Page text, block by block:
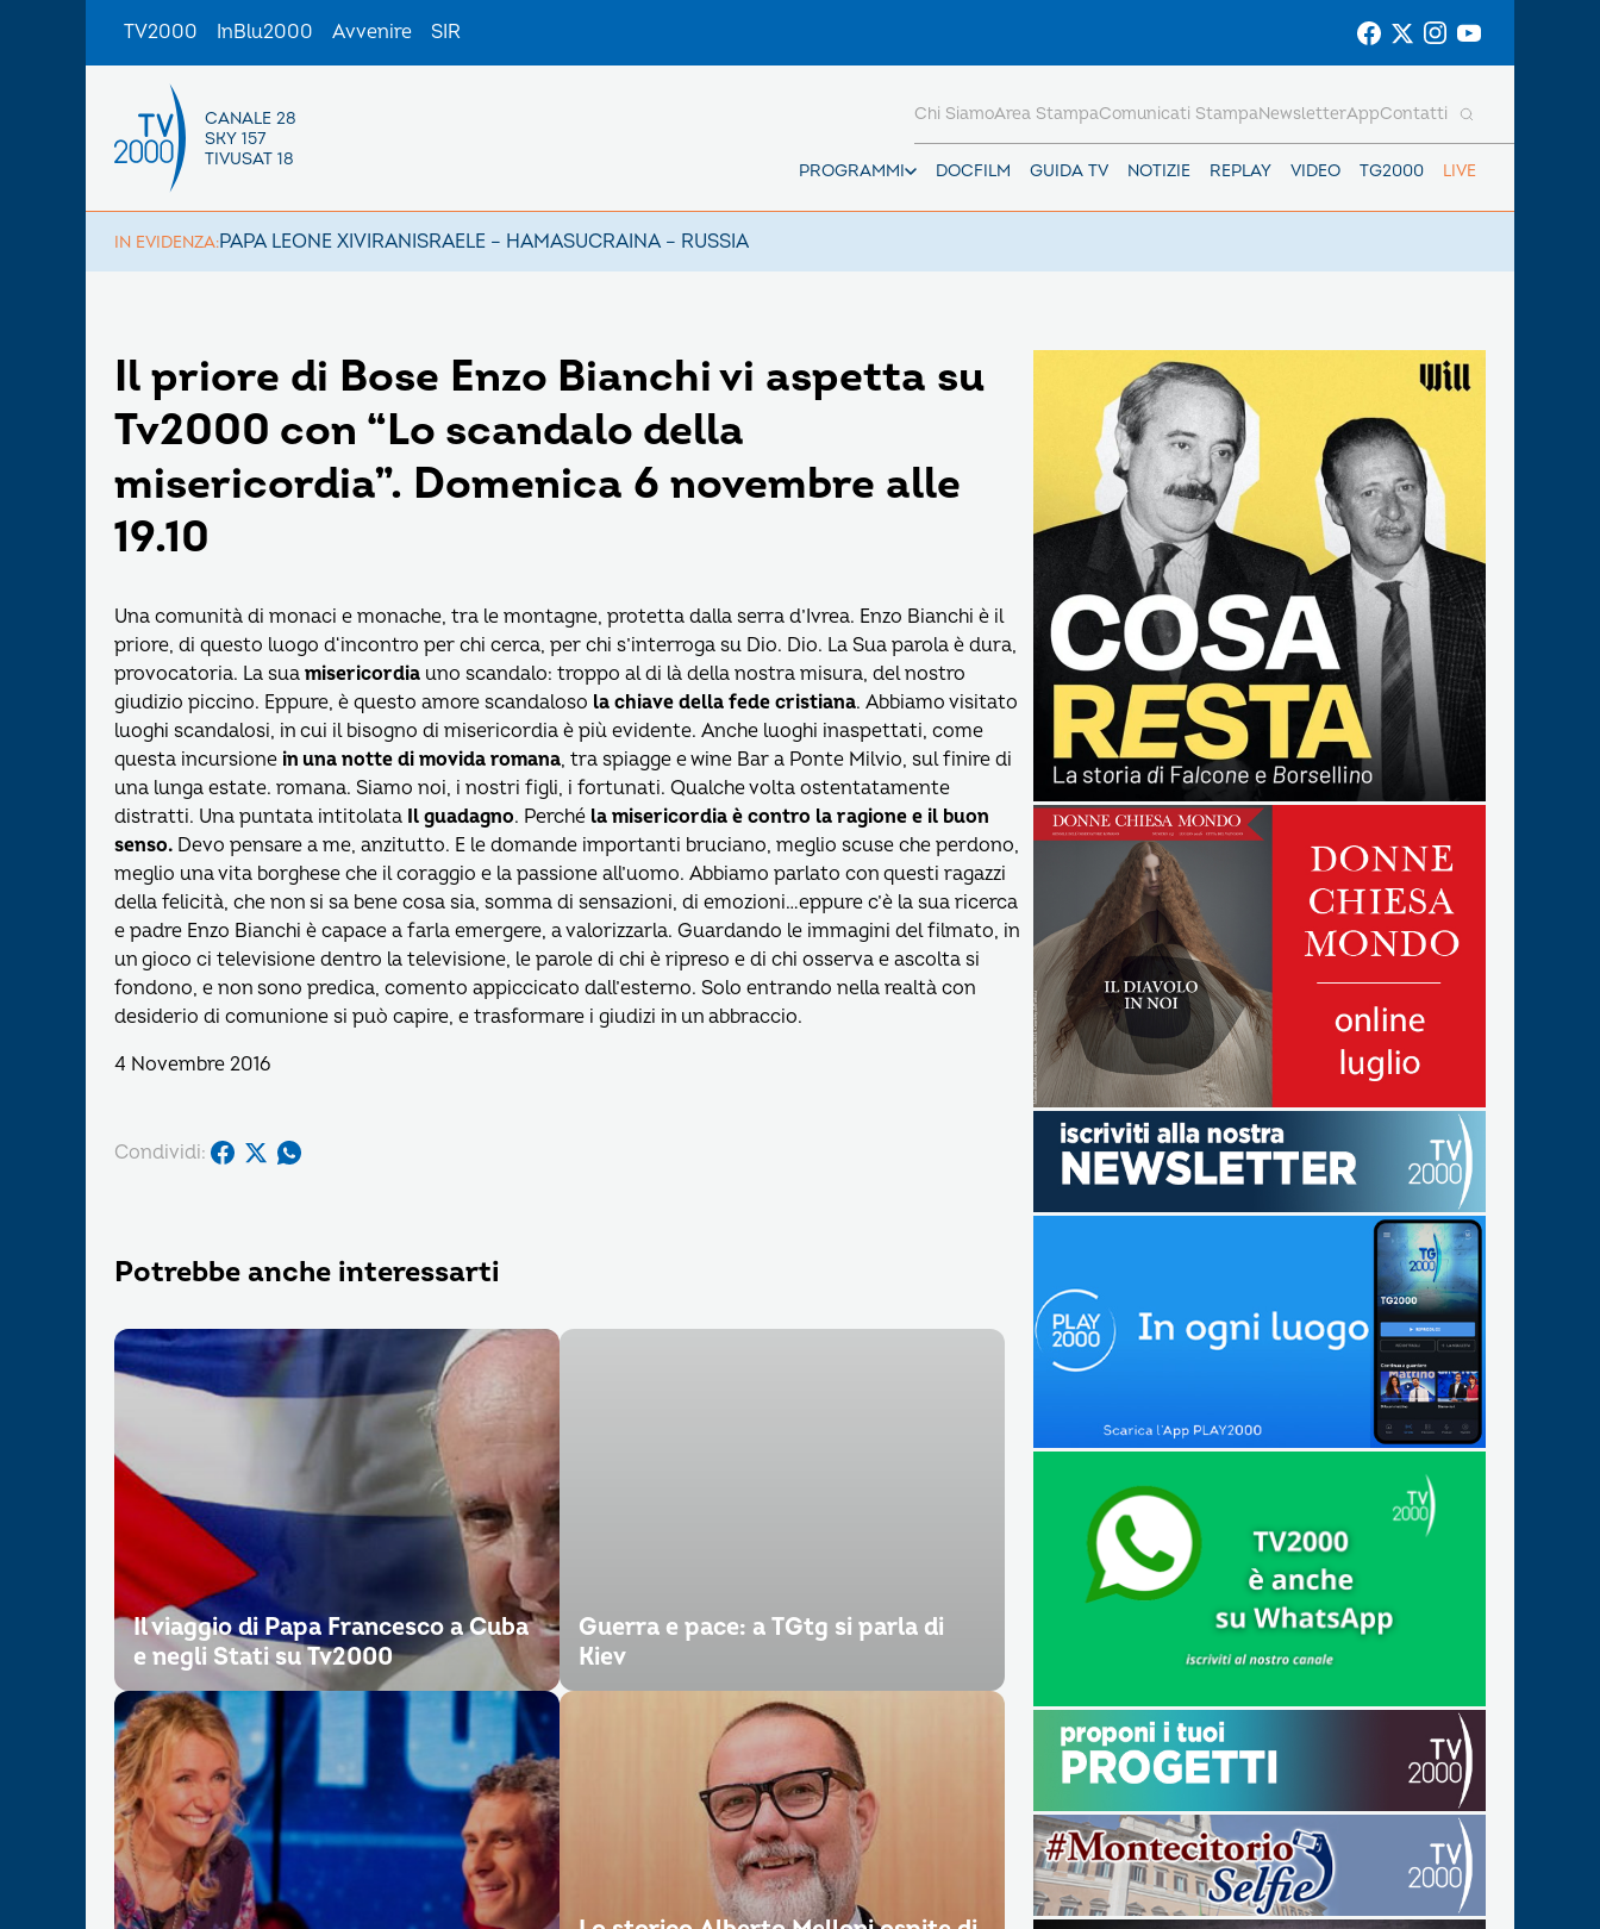
TV2000 InBlu2000 Avvenire SIR
CANALE 28
SKY 157
TIVUSAT 18
PROGRAMMI DOCFILM GUIDA TV NOTIZIE REPLAY VIDEO TG2000 LIVE
Chi SiamoArea StampaComunicati StampaNewsletterAppContatti
IN EVIDENZA:PAPA LEONE XIVIRANISRAELE – HAMASUCRAINA – RUSSIA
Il priore di Bose Enzo Bianchi vi aspetta su
Tv2000 con “Lo scandalo della
misericordia”. Domenica 6 novembre alle
19.10
Una comunità di monaci e monache, tra le montagne, protetta dalla serra d’Ivrea. Enzo Bianchi è il
priore, di questo luogo d‘incontro per chi cerca, per chi s’interroga su Dio. Dio. La Sua parola è dura,
provocatoria. La sua misericordia uno scandalo: troppo al di là della nostra misura, del nostro
giudizio piccino. Eppure, è questo amore scandaloso la chiave della fede cristiana. Abbiamo visitato
luoghi scandalosi, in cui il bisogno di misericordia è più evidente. Anche luoghi inaspettati, come
questa incursione in una notte di movida romana, tra spiagge e wine Bar a Ponte Milvio, sul finire di
una lunga estate. romana. Siamo noi, i nostri figli, i fortunati. Qualche volta ostentatamente
distratti. Una puntata intitolata Il guadagno. Perché la misericordia è contro la ragione e il buon
senso. Devo pensare a me, anzitutto. E le domande importanti bruciano, meglio scuse che perdono,
meglio una vita borghese che il coraggio e la passione all’uomo. Abbiamo parlato con questi ragazzi
della felicità, che non si sa bene cosa sia, somma di sensazioni, di emozioni…eppure c’è la sua ricerca
e padre Enzo Bianchi è capace a farla emergere, a valorizzarla. Guardando le immagini del filmato, in
un gioco ci televisione dentro la televisione, le parole di chi è ripreso e di chi osserva e ascolta si
fondono, e non sono predica, comento appiccicato dall’esterno. Solo entrando nella realtà con
desiderio di comunione si può capire, e trasformare i giudizi in un abbraccio.
4 Novembre 2016
Condividi:
Potrebbe anche interessarti
Il viaggio di Papa Francesco a Cuba
e negli Stati su Tv2000
Guerra e pace: a TGtg si parla di
Kiev